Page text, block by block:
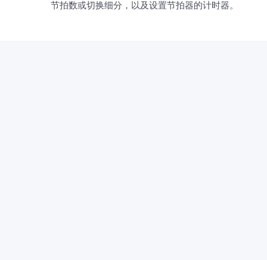
节拍数或切换细分，以及设置节拍器的计时器。